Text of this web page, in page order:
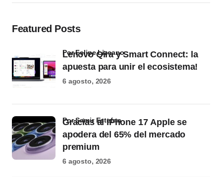
Featured Posts
Lenovo Qira y Smart Connect: la
apuesta para unir el ecosistema!
por Felipe Lizcano
6 agosto, 2026
Gracias al iPhone 17 Apple se
apodera del 65% del mercado
premium
por Samir Estefan
6 agosto, 2026